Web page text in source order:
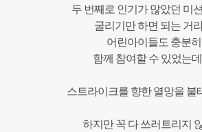
두 번째로 인기가 많았던 미
굴리기만 하면 되는 거
어린아이들도 충분히
함께 참여할 수 있었는
스트라이크를 향한 열망을 불
하지만 꼭 다 쓰러트리지